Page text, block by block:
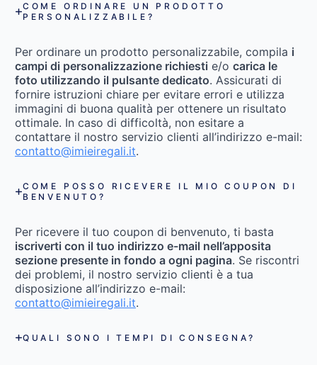
COME ORDINARE UN PRODOTTO
PERSONALIZZABILE?
Per ordinare un prodotto personalizzabile, compila i
campi di personalizzazione richiesti e/o carica le
foto utilizzando il pulsante dedicato. Assicurati di
fornire istruzioni chiare per evitare errori e utilizza
immagini di buona qualità per ottenere un risultato
ottimale. In caso di difficoltà, non esitare a
contattare il nostro servizio clienti all’indirizzo e-mail:
contatto@imieiregali.it.
COME POSSO RICEVERE IL MIO COUPON DI
BENVENUTO?
Per ricevere il tuo coupon di benvenuto, ti basta
iscriverti con il tuo indirizzo e-mail nell’apposita
sezione presente in fondo a ogni pagina. Se riscontri
dei problemi, il nostro servizio clienti è a tua
disposizione all’indirizzo e-mail:
contatto@imieiregali.it.
QUALI SONO I TEMPI DI CONSEGNA?